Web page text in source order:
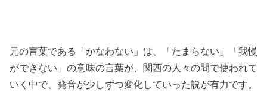
元の言葉である「かなわない」は、「たまらない」「我慢
ができない」の意味の言葉が、関西の人々の間で使われて
いく中で、発音が少しずつ変化していった説が有力です。